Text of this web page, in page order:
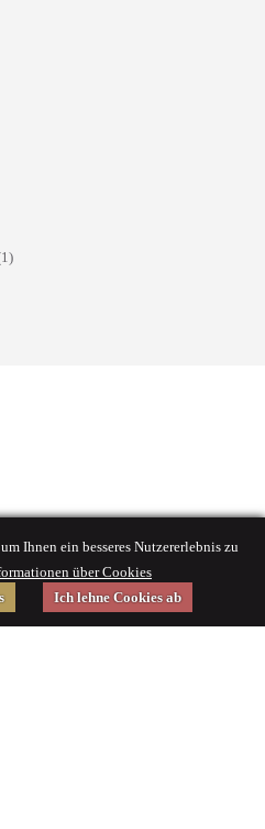
Ihnen ein besseres Nutzererlebnis zu
über Cookies
Ich lehne Cookies ab